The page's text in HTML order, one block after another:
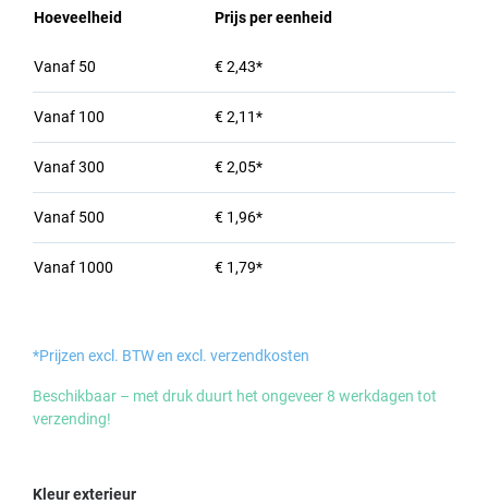
Hoeveelheid Prijs per eenheid
Vanaf 50 € 2,43*
Vanaf 100 € 2,11*
Vanaf300 € 2,05*
Vanaf 500 € 1,96*
Vanaf 1000 € 1,79*
*Prijzen excl. BTW en excl. verzendkosten
Beschikbaar – met druk duurt het ongeveer 8 werkdagen tot
verzending!
Selecteer
Kleur exterieur